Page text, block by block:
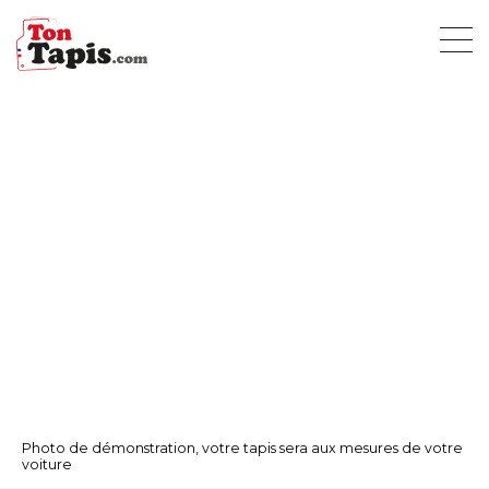
Photo de démonstration, votre tapis sera aux mesures de votre
voiture